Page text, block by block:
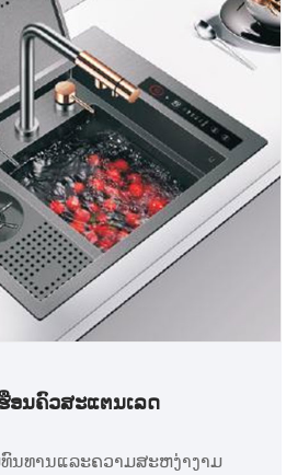
ອນຄົວສະແຕນເລດ
ນທານແລະຄວາມສະຫງ່າງາມ